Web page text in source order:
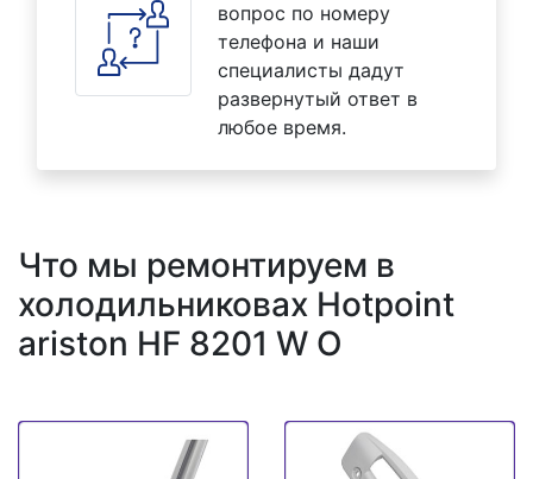
вопрос по номеру
телефона и наши
специалисты дадут
развернутый ответ в
любое время.
Что мы ремонтируем в
холодильниковах Hotpoint
ariston HF 8201 W O